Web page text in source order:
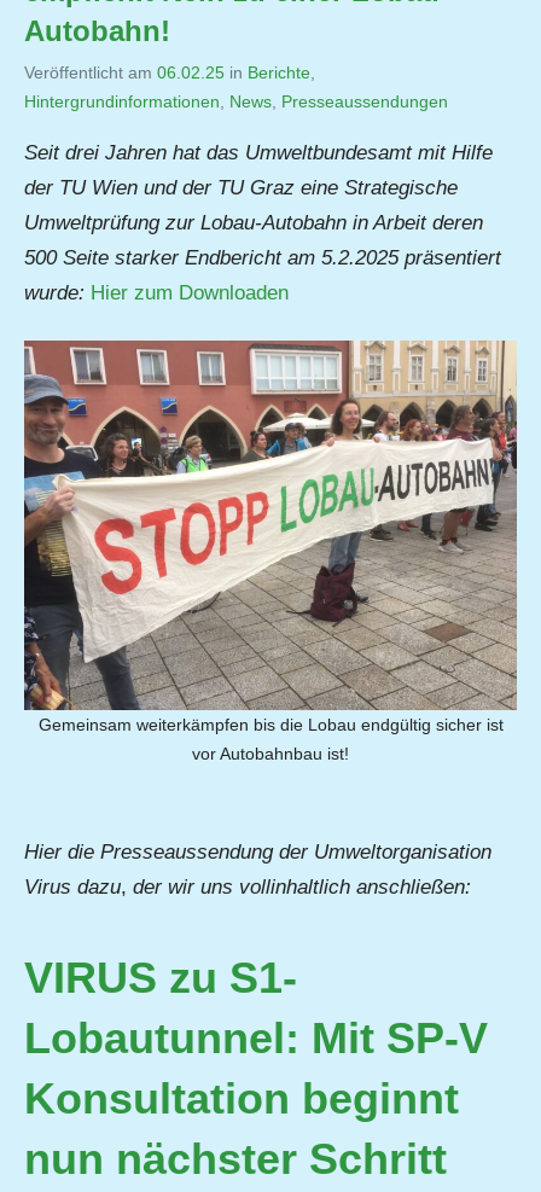
Autobahn!
Veröffentlicht am 06.02.25 von
Jutta
in Berichte
Hintergrundinformationen
News Presseaussendungen
Seit drei Jahren hat das Umweltbundesamt mit Hilfe
der TU Wien und der TU Graz eine Strategische
Umweltprüfung zur Lobau-Autobahn in Arbeit deren
500 Seite starker Endbericht am 5.2.2025 präsentiert
wurde: Hier zum Downloaden
Gemeinsam weiterkämpfen bis die Lobau endgültig sicher ist
vor Autobahnbau ist!
Hier die Presseaussendung der Umweltorganisation
Virus dazu, der wir uns vollinhaltlich anschließen:
VIRUS zu S1-
Lobautunnel: Mit SP-V
Konsultation beginnt
nun nächster Schritt